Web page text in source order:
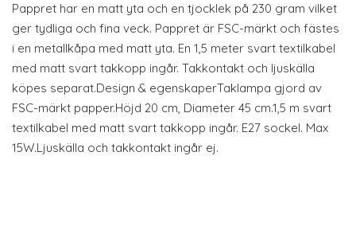
Pappret har en matt yta och en tjocklek på 230 gram vilket
ger tydliga och fina veck. Pappret är FSC-märkt och fästes
i en metallkåpa med matt yta. En 1,5 meter svart textilkabel
med matt svart takkopp ingår. Takkontakt och ljuskälla
köpes separat.Design & egenskaperTaklampa gjord av
FSC-märkt papper.Höjd 20 cm, Diameter 45 cm.1,5 m svart
textilkabel med matt svart takkopp ingår. E27 sockel. Max
15W.Ljuskälla och takkontakt ingår ej.